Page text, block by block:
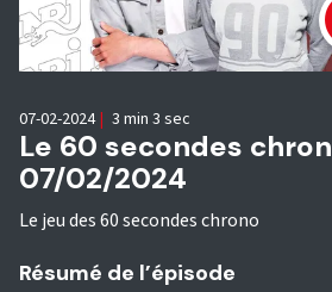
Le 60 secondes
07/02/2024
Le jeu des 60 secondes chrono
07-02-2024 | 3 min 3 sec
Résumé de l’épisode